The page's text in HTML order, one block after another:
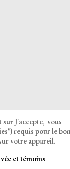
J'accepte, vous
requis pour le
votre appareil.
et témoins